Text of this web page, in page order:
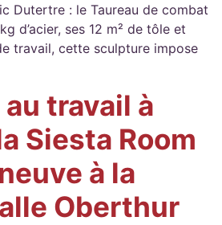
Dutertre : le Taureau de combat
d’acier, ses 12 m² de tôle et
travail, cette sculpture impose
travail à
Siesta Room
à la
Oberthur